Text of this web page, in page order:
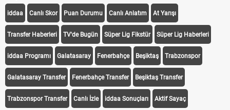
iddaa Canlı Skor Puan Durumu Canlı Anlatım At Yarışı
Transfer Haberleri TV'de Bugün Süper Lig Fikstür Süper Lig Haberleri
iddaa Programı Galatasaray Fenerbahçe Beşiktaş Trabzonspor
Galatasaray Transfer Fenerbahçe Transfer Beşiktaş Transfer
Trabzonspor Transfer Canlı İzle iddaa Sonuçları Aktif Sayaç